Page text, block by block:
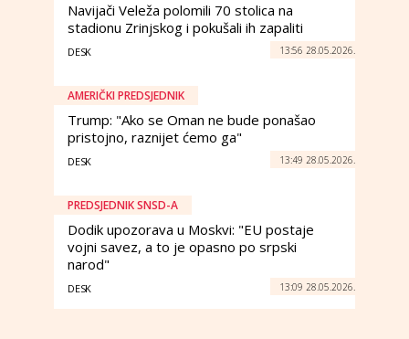
Navijači Veleža polomili 70 stolica na
stadionu Zrinjskog i pokušali ih zapaliti
DESK 13:56 28.05.2026.
AMERIČKI PREDSJEDNIK
Trump: "Ako se Oman ne bude ponašao
pristojno, raznijet ćemo ga"
DESK 13:49 28.05.2026.
PREDSJEDNIK SNSD-A
Dodik upozorava u Moskvi: "EU postaje
vojni savez, a to je opasno po srpski
narod"
DESK 13:09 28.05.2026.